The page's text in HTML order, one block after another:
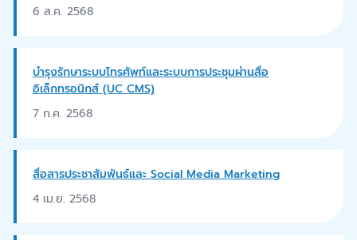
6 ส.ค. 2568
บำรุงรักษาระบบโทรศัพท์และระบบการประชุมผ่านสื่อ
อิเล็กทรอนิกส์ (UC CMS)
7 ก.ค. 2568
สื่อสารประชาสัมพันธ์และ Social Media Marketing
4 เม.ย. 2568